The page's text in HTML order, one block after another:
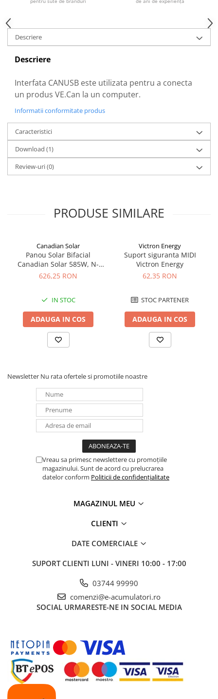
electrice
Accesorii
Turbine eoliene pentru casă
Acumulatori VRLA AGM/GEL /
Tractiune / LiFePo4
6-12 V
Baterii si acumulatori AGM VRLA
Acumulatori Moto, ATV
GEL
AGM
Li-Ion
SLA AGM (Sealed Lead Acid)
Marine & Caravan
Pachete acumulatori VRLA
Sisteme de management (BMS)
Redresoare, incarcatoare si testere
Surse UPS
UPS pentru centrale termice si
sisteme de urgenta - acumulator
UPS Calculatoare si Servere
Stabilizatoare Tensiune
PDUs unitati de distributie a
energiei electrice
Cabinete baterii
Acumulatori UPS
Accesorii
Frigidere portabile
Intrerupatoare si prize
Dulapuri pentru cablare
Tablouri electrice
Laptop & PC accesorii, baterii,
cabluri USB, prelungitoare USB
Cablu de date si Adaptoare
Solutii solare portabile
Lichidare de stoc
Descriere
Descriere
Interfata CANUSB este utilizata pentru a conecta
un produs VE.Can la un computer.
Informatii conformitate produs
Caracteristici
Download (1)
Review-uri(0)
PRODUSE SIMILARE
Canadian Solar
Panou Solar Bifacial
Canadian Solar 585W, N-
Type TOPCon, CS6W-TB-SF-
626,25 RON
IN STOC
ADAUGA IN COS
Victron Energy
Suport siguranta MIDI
Victron Energy
62,35 RON
STOC PARTENER
ADAUGA IN COS
Newsletter Nu rata ofertele si promotiile noastre
Vreau sa primesc newslettere cu promoțiile
magazinului. Sunt de acord cu prelucrarea
datelor conform Politicii de confidențialitate
MAGAZINUL MEU
CLIENTI
DATE COMERCIALE
SUPORT CLIENTI LUNI - VINERI 10:00 - 17:00
03744 99990
comenzi@e-acumulatori.ro
SOCIAL URMARESTE-NE IN SOCIAL MEDIA